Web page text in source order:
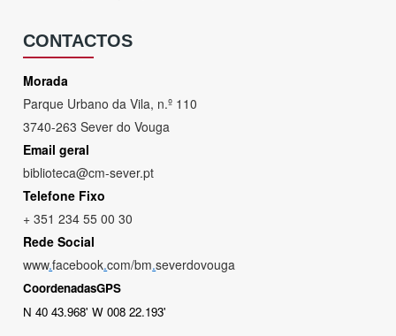
CONTACTOS
Morada
Parque Urbano da Vila, n.º 110
3740-263 Sever do Vouga
Email geral
biblioteca@cm-sever.pt
Telefone Fixo
+ 351 234 55 00 30
Rede Social
www.facebook.com/bm.severdovouga
CoordenadasGPS
N 40 43.968' W 008 22.193'